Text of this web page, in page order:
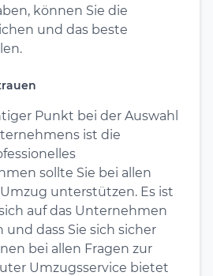
können Sie die
und das beste
Punkt bei der Auswahl
ist die
sollte Sie bei allen
unterstützen. Es ist
auf das Unternehmen
und dass Sie sich sicher
bei allen Fragen zur
Umzugsservice bietet